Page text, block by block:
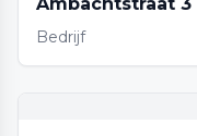
Bedrijf